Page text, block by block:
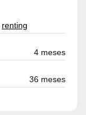
renting
4 meses
36 meses